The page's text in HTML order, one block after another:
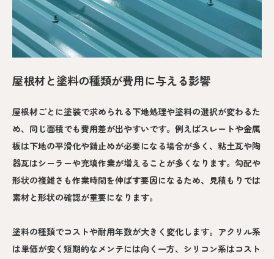
屋根材と塗料の種類が費用に与える影響
屋根材ごとに塗装で求められる下地処理や塗料の選択が変わるた
め、同じ面積でも費用差が出やすいです。例えばスレートや金属
板は下地の平滑化や錆止めが必要になる場合が多く、粘土瓦や陶
器瓦はシーラーや充填作業が増えることが多くなります。勾配や
形状の複雑さも作業時間を伸ばす要因になるため、見積もりでは
素材と形状の確認が重要になります。
塗料の種類でコストや耐用年数が大きく変化します。アクリル系
は単価が安く短期的なメンテには向く一方、シリコン系はコスト